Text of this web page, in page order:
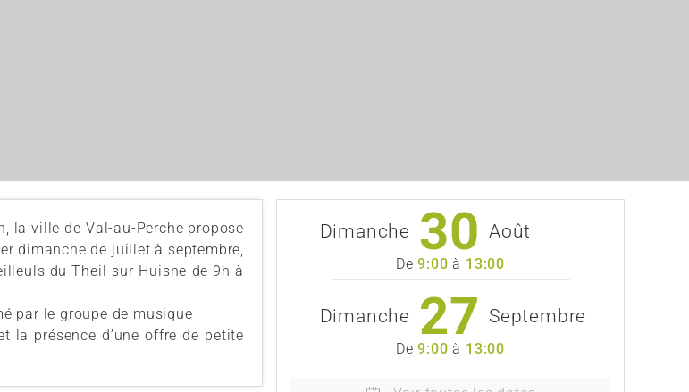
la ville de Val-au-Perche propose
dimanche de juillet à septembre,
du Theil-sur-Huisne de 9h à
par le groupe de musique
la présence d’une offre de petite
Dimanche 30 Août
De9:00à 13:00
Dimanche 27 Septembre
De9:00à 13:00